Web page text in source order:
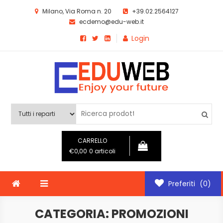
Milano, Via Roma n. 20
+39.02.2564127
ecdemo@edu-web.it
Login
ECDemo EDUWEB
CARRELLO
€0,00 0 articoli
Preferiti (0)
CATEGORIA: PROMOZIONI